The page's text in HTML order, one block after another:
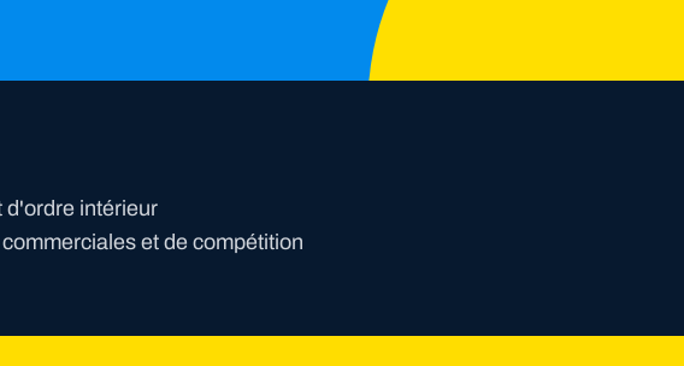
d'ordre intérieur
et de compétition